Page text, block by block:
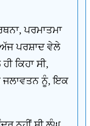
ਪਰਮਾਤਮਾ
ਪਰਸ਼ਾਦ ਵੇਲੇ
ਕਿਹਾ ਸੀ,
ਜਲਾਵਤਨ ਨੂੰ, ਇਕ